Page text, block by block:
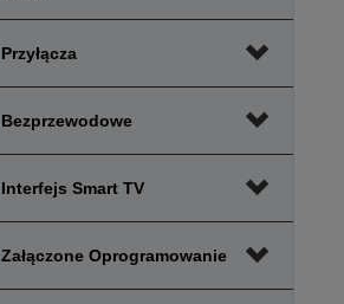
Przyłącza
Bezprzewodowe
Interfejs Smart TV
Załączone Oprogramowanie